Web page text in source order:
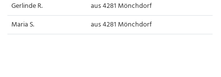
Gerlinde R.
aus 4281 Mönchdorf
Maria S.
aus 4281 Mönchdorf